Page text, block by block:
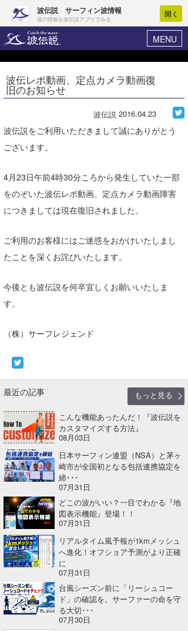
波伝説 サーフィン波情報
波の情報を波伝説アプリでみる
開く
MENU
ヘルプ マイホーム
ログイン
波情報･概況
気象情報
ニュース
会員メニュー
波伝レポ動画、定点カメラ動画復
旧のお知らせ
波伝説 2016.04.23
波伝説をご利用いただきまして誠にありがとう
ございます。
4月23日午前4時30分ころから発生していた一部
をのぞいた波伝レポ動画、定点カメラ動画障害
につきましては現在復旧されました。
ご利用のお客様にはご迷惑をおかけいたしまし
たことを深くお詫びいたします。
今後とも波伝説を何卒宜しくお願いいたしま
す。
（株）サーフレジェンド
最近の記事
もっと見る
こんな機能あったんだ！『波伝説を
カスタマイズする方法』
08月03日
日本サーフィン連盟（NSA）と茅ヶ
崎市が全国初となる包括連携協定を
締･･･
07月31日
どこの波がいい？一目でわかる『地
図表示機能』登場！！
07月31日
リアルタイム風予報が1kmメッシュ
へ進化！オフショア予測がより正確
に
07月31日
台風シーズン前に「リーシュコー
ド」の確認を。サーファーの命を守
る大切･･･
07月30日
Core Surf Japan
ファッション/グッズ
アート＆エンタメ
コラム
トラベル
四国
沖縄
サーファーズ
ライター/寄稿メディア
Core Surf Japan
Naoya Kimoto
mitsuteru Kamio
Yasunari Inoue
メディア
SURFMEDIA
Colors MAGAZINE
波伝説アンバサダー/プロライダー
福島寿実子
波伝説スタッフ